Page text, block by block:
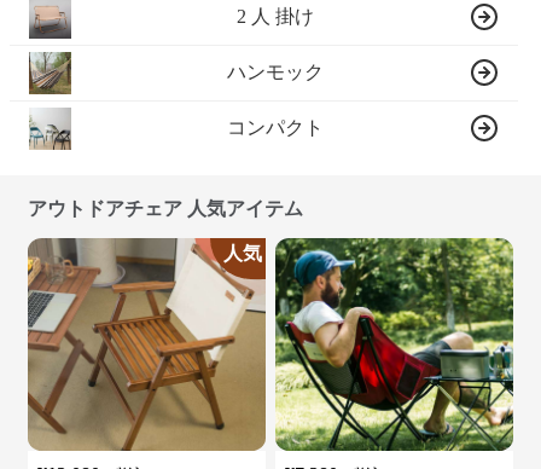
2 人 掛け
ハンモック
コンパクト
アウトドアチェア 人気アイテム
人気